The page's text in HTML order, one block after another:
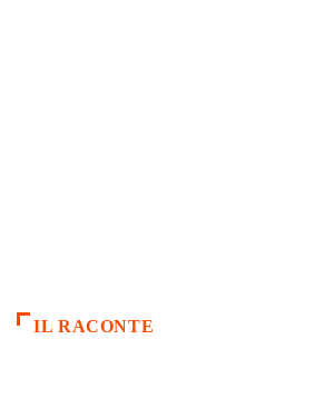
IL RACONTE